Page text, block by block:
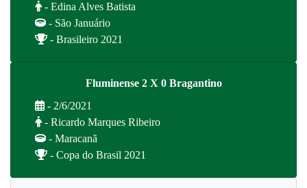
- Edina Alves Batista
- São Januário
- Brasileiro 2021
Fluminense 2 X 0 Bragantino
- 2/6/2021
- Ricardo Marques Ribeiro
- Maracanã
- Copa do Brasil 2021